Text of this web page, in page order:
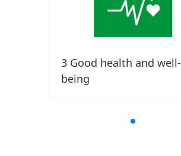
3 Good health and well-
being